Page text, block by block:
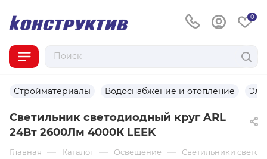
0
Стройматериалы Водоснабжение и отопление
Светильник светодиодный круг ARL
24Вт 2600Лм 4000К LEEK
Главная — Каталог — Освещение — Светильники